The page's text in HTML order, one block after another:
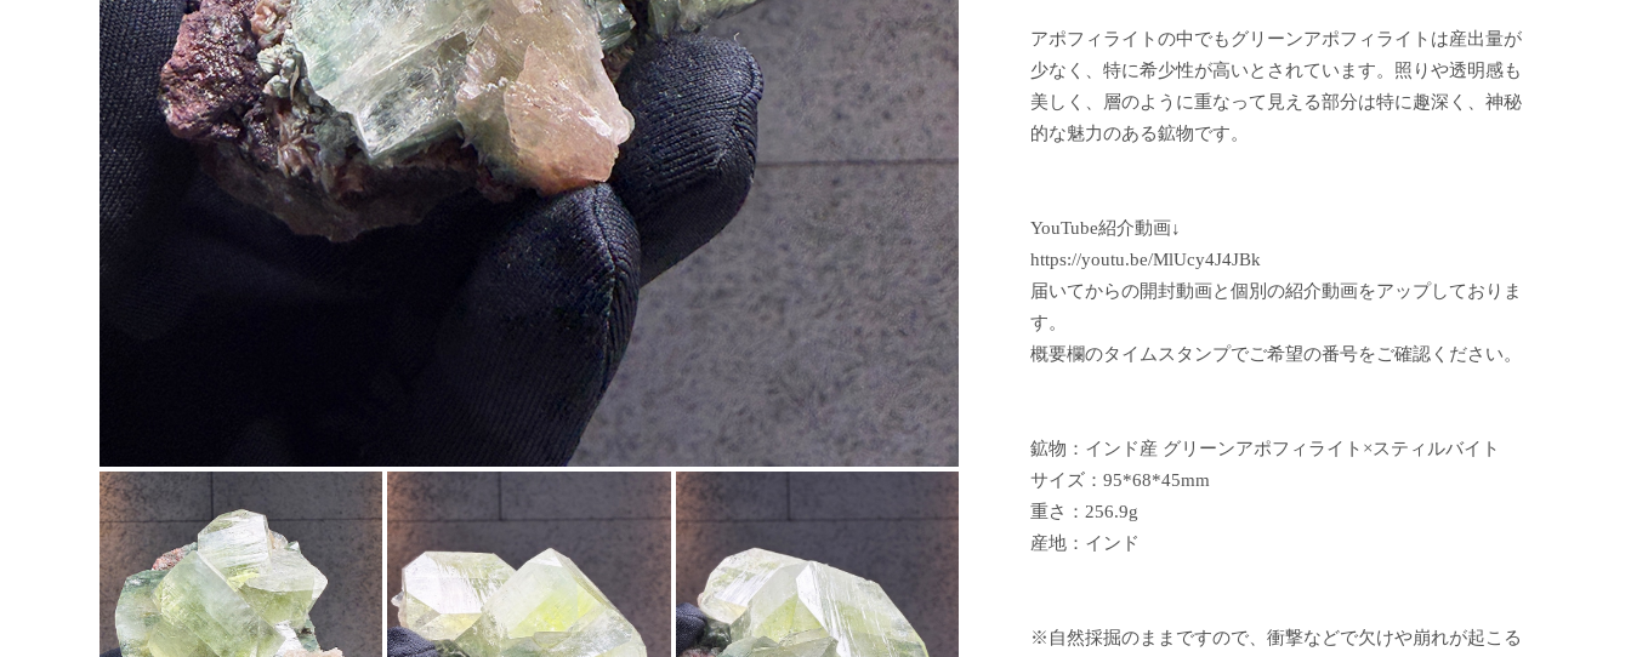
アポフィライトの中でもグリーンアポフィライトは産出量が
少なく、特に希少性が高いとされています。照りや透明感も
美しく、層のように重なって見える部分は特に趣深く、神秘
的な魅力のある鉱物です。
YouTube紹介動画↓
https://youtu.be/MlUcy4J4JBk
届いてからの開封動画と個別の紹介動画をアップしておりま
す。
概要欄のタイムスタンプでご希望の番号をご確認ください。
鉱物：インド産 グリーンアポフィライト×スティルバイト
サイズ：95*68*45mm
重さ：256.9g
産地：インド
※自然採掘のままですので、衝撃などで欠けや崩れが起こる